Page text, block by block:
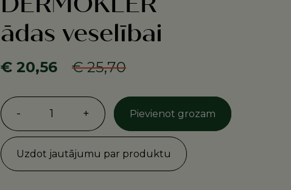
ādas veselībai
€ 20,56 € 25,70
- 1 + Pievienot grozam
Uzdot jautājumu par produktu